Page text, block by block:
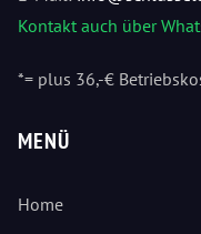
Kontakt auch über
*= plus 36,-€
MENÜ
Home